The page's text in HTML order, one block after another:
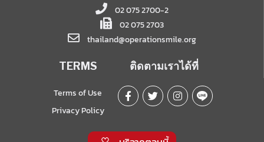
02 075 2700-2
02 075 2703
thailand@operationsmile.org
TERMS
Terms of Use
Privacy Policy
ติดตามเราได้ที่